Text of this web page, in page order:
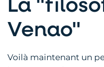
Venao"
Voilà maintenant un